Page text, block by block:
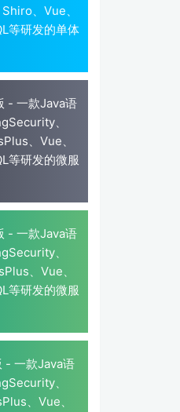
、Vue、
等研发的单体
- 一款Java语
、
、Vue、
等研发的微服
- 一款Java语
、
、Vue、
等研发的微服
- 一款Java语
、
、Vue、